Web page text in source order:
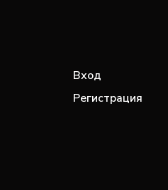
Вход
Регистрация